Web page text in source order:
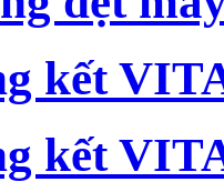
kết
kết